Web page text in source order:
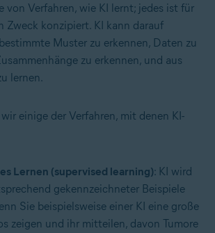
von Verfahren, wie KI lernt; jedes ist für
Zweck konzipiert. KI kann darauf
Muster zu erkennen, Daten zu
zu erkennen, und aus
lernen.
einige der Verfahren, mit denen KI-
Lernen (supervised learning): KI wird
gekennzeichneter Beispiele
Sie beispielsweise einer KI eine große
zeigen und ihr mitteilen, davon Tumore